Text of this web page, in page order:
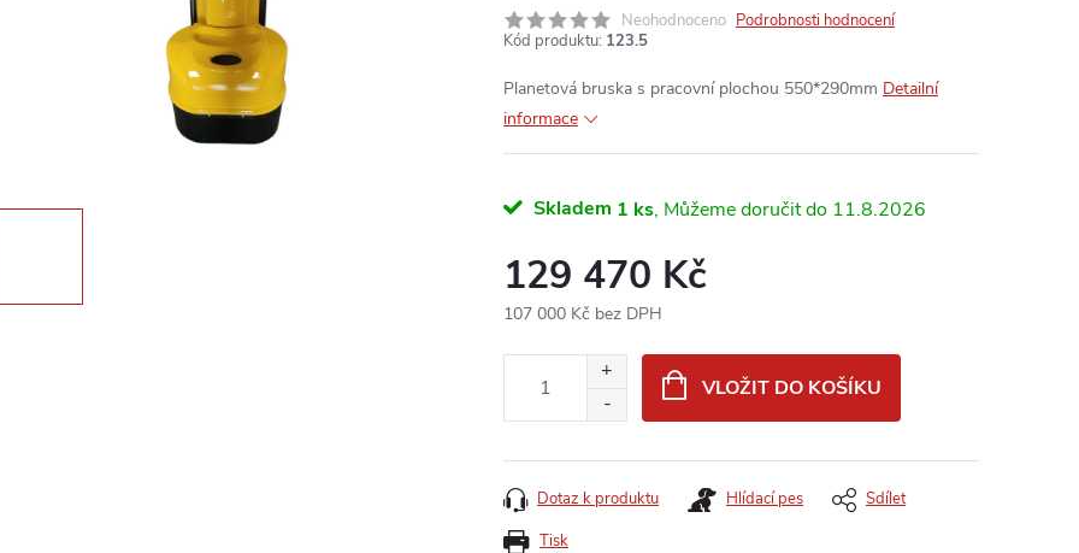
Neohodnoceno Podrobnosti hodnocení
Kód produktu: 123.5
Planetová bruska s pracovní plochou 550*290mm Detailní
informace
Skladem 1 ks 11.8.2026
129 470 Kč
107 000 Kč bez DPH
VLOŽIT DO KOŠÍKU
Tisk
Dotaz k produktu Hlídací pes Sdílet